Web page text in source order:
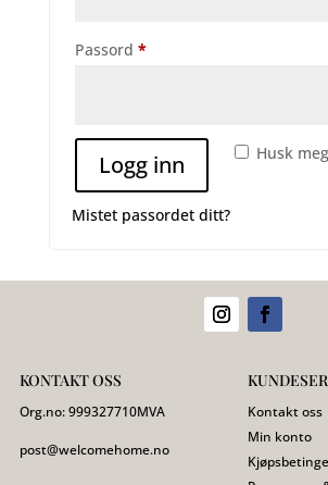
Passord *Påkrevd
Husk meg
Logg inn
Mistet passordet ditt?
KONTAKT OSS
Org.no:999327710MVA
post@welcomehome.no
Kontakt oss
Min konto